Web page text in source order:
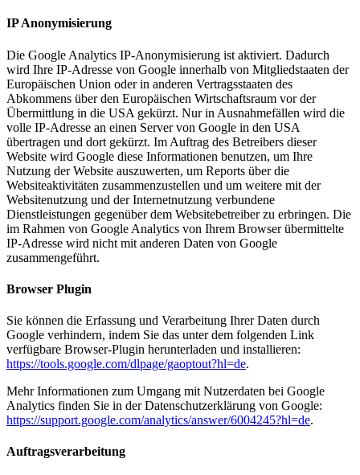
IP Anonymisierung
Die Google Analytics IP-Anonymisierung ist aktiviert. Dadurch
wird Ihre IP-Adresse von Google innerhalb von Mitgliedstaaten der
Europäischen Union oder in anderen Vertragsstaaten des
Abkommens über den Europäischen Wirtschaftsraum vor der
Übermittlung in die USA gekürzt. Nur in Ausnahmefällen wird die
volle IP-Adresse an einen Server von Google in den USA
übertragen und dort gekürzt. Im Auftrag des Betreibers dieser
Website wird Google diese Informationen benutzen, um Ihre
Nutzung der Website auszuwerten, um Reports über die
Websiteaktivitäten zusammenzustellen und um weitere mit der
Websitenutzung und der Internetnutzung verbundene
Dienstleistungen gegenüber dem Websitebetreiber zu erbringen. Die
im Rahmen von Google Analytics von Ihrem Browser übermittelte
IP-Adresse wird nicht mit anderen Daten von Google
zusammengeführt.
Browser Plugin
Sie können die Erfassung und Verarbeitung Ihrer Daten durch
Google verhindern, indem Sie das unter dem folgenden Link
verfügbare Browser-Plugin herunterladen und installieren:
https://tools.google.com/dlpage/gaoptout?hl=de.
Mehr Informationen zum Umgang mit Nutzerdaten bei Google
Analytics finden Sie in der Datenschutzerklärung von Google:
https://support.google.com/analytics/answer/6004245?hl=de.
Auftragsverarbeitung